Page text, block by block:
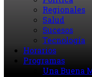
Regionales
Salud
Sucesos
Tecnología
Horarios
Programas
Una Buena